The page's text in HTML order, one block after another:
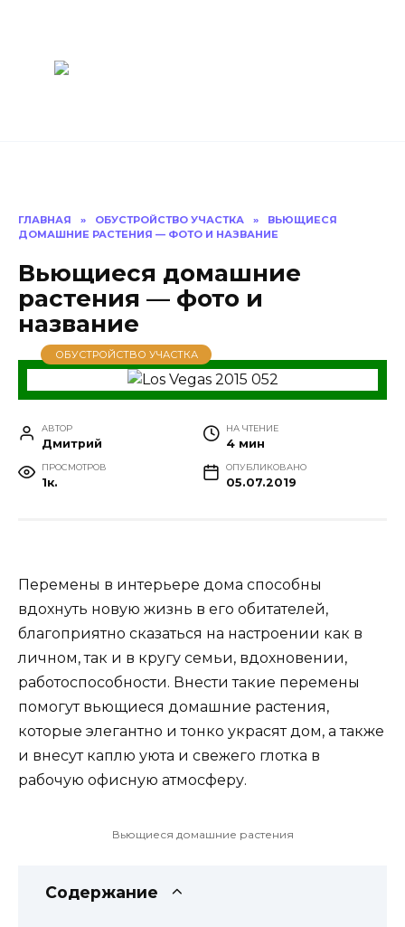
ГЛАВНАЯ » ОБУСТРОЙСТВО УЧАСТКА »
ВЬЮЩИЕСЯ
ДОМАШНИЕ РАСТЕНИЯ — ФОТО И НАЗВАНИЕ
Вьющиеся домашние
растения — фото и
название
ОБУСТРОЙСТВО УЧАСТКА
АВТОР
Дмитрий
НА ЧТЕНИЕ
4 мин
ПРОСМОТРОВ
1к.
ОПУБЛИКОВАНО
05.07.2019
Перемены в интерьере дома способны
вдохнуть новую жизнь в его обитателей,
благоприятно сказаться на настроении как в
личном, так и в кругу семьи, вдохновении,
работоспособности. Внести такие перемены
помогут вьющиеся домашние растения,
которые элегантно и тонко украсят дом, а также
и внесут каплю уюта и свежего глотка в
рабочую офисную атмосферу.
Вьющиеся домашние растения
Содержание